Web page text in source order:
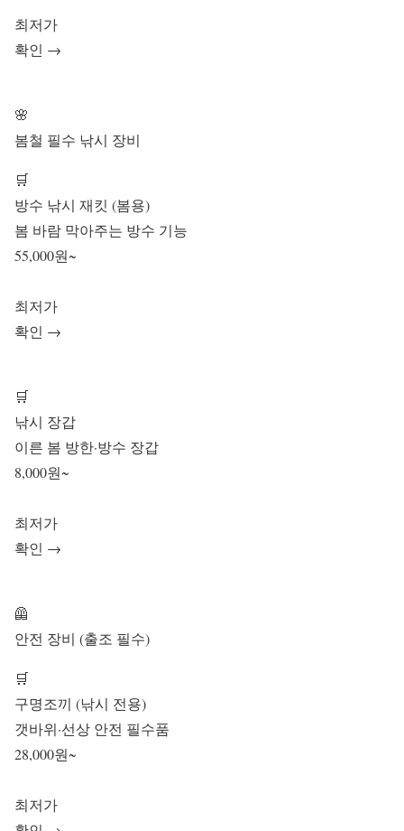
최저가
확인 →
🌸
봄철 필수 낚시 장비
🛒
방수 낚시 재킷 (봄용)
봄 바람 막아주는 방수 기능
55,000원~
최저가
확인 →
🛒
낚시 장갑
이른 봄 방한·방수 장갑
8,000원~
최저가
확인 →
🦺
안전 장비 (출조 필수)
🛒
구명조끼 (낚시 전용)
갯바위·선상 안전 필수품
28,000원~
최저가